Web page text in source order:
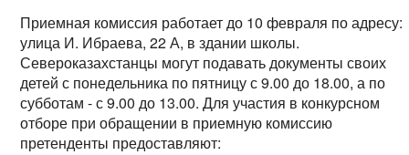
Приемная комиссия работает до 10 февраля по адресу:
улица И. Ибраева, 22 А, в здании школы.
Североказахстанцы могут подавать документы своих
детей с понедельника по пятницу с 9.00 до 18.00, а по
субботам - с 9.00 до 13.00. Для участия в конкурсном
отборе при обращении в приемную комиссию
претенденты предоставляют: